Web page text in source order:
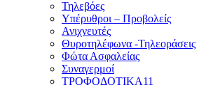
Τηλεβόες
Υπέρυθροι – Προβολείς
Ανιχνευτές
Θυροτηλέφωνα -Τηλεοράσεις
Φώτα Ασφαλείας
Συναγερμοί
ΤΡΟΦΟΔΟΤΙΚΑ11